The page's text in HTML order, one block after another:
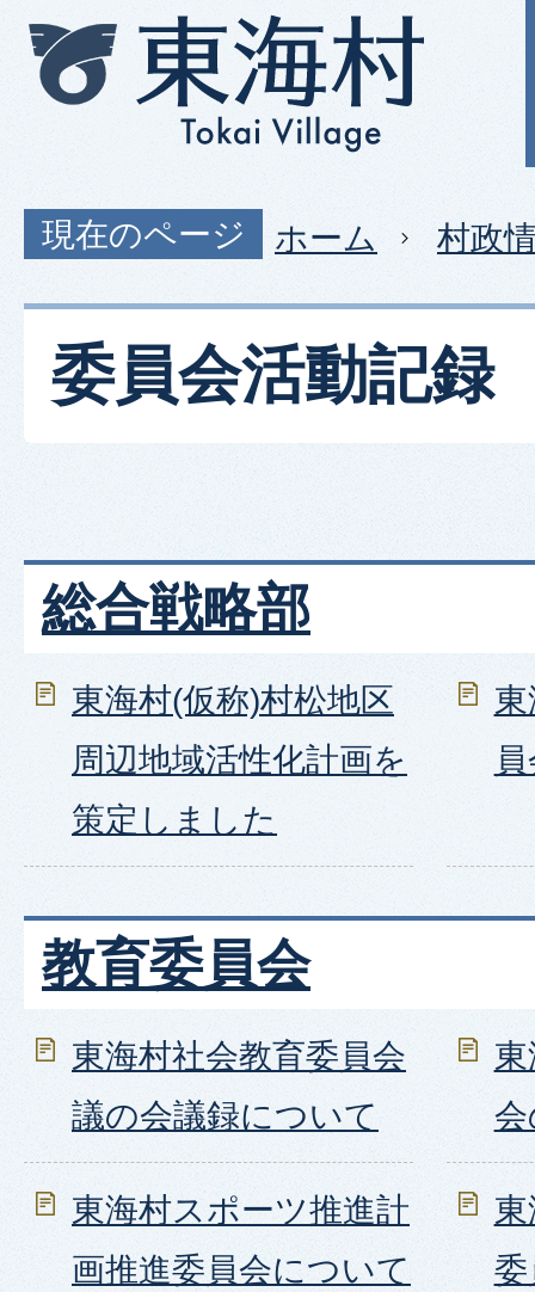
現在のページ ホーム 村政
委員会活動記録
総合戦略部
東海村(仮称)村松地区
周辺地域活性化計画を
策定しました
教育委員会
東海村社会教育委員会
議の会議録について
東海村スポーツ推進計
画推進委員会について